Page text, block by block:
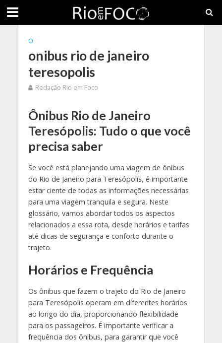
O
onibus rio de janeiro
teresopolis
Redação Rio em Foco
Ônibus Rio de Janeiro
Teresópolis: Tudo o que você
precisa saber
Se você está planejando uma viagem de ônibus
do Rio de Janeiro para Teresópolis, é importante
estar ciente de todas as informações necessárias
para uma viagem tranquila e segura. Neste
glossário, vamos abordar todos os aspectos
relacionados a essa rota, desde horários e tarifas
até dicas de segurança e conforto durante o
trajeto.
Horários e Frequência
Os ônibus que fazem o trajeto do Rio de Janeiro
para Teresópolis operam em diferentes horários
ao longo do dia, proporcionando flexibilidade
para os passageiros. É importante verificar a
frequência dos ônibus, para garantir que você